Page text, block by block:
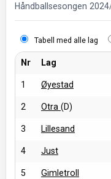
Håndballsesongen
Tabell med alle lag
Nr Lag
1 Øyestad
2 Otra(D)
3 Lillesand
4 Just
5 Gimletroll